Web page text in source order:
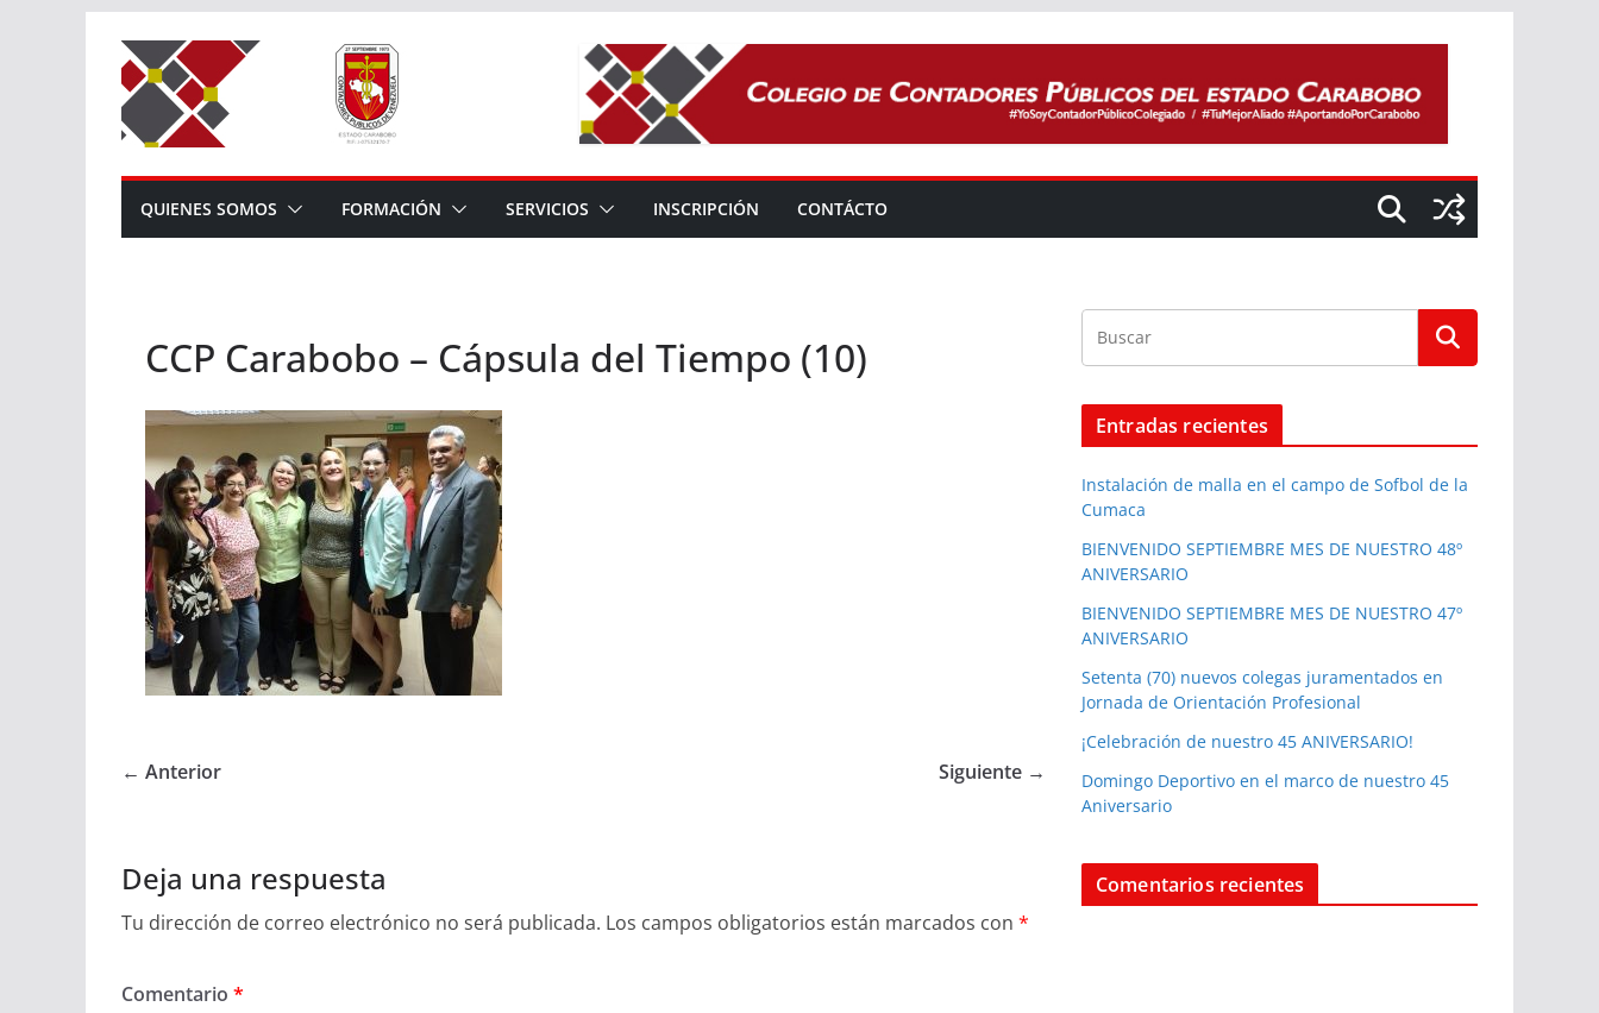
contenido
QUIENES SOMOS FORMACIÓN SERVICIOS INSCRIPCIÓN CONTÁCTO
CCP Carabobo – Cápsula del Tiempo (10)
← Anterior Siguiente →
Deja una respuesta
Tu dirección de correo electrónico no será publicada. Los campos obligatorios están marcados con *
Comentario *
Entradas recientes
Instalación de malla en el campo de Sofbol de la
Cumaca
BIENVENIDO SEPTIEMBRE MES DE NUESTRO 48º
ANIVERSARIO
BIENVENIDO SEPTIEMBRE MES DE NUESTRO 47º
ANIVERSARIO
Setenta (70) nuevos colegas juramentados en
Jornada de Orientación Profesional
¡Celebración de nuestro 45 ANIVERSARIO!
Domingo Deportivo en el marco de nuestro 45
Aniversario
Comentarios recientes